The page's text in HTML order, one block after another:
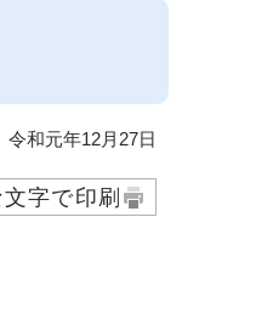
和元年12月27日
字で印刷